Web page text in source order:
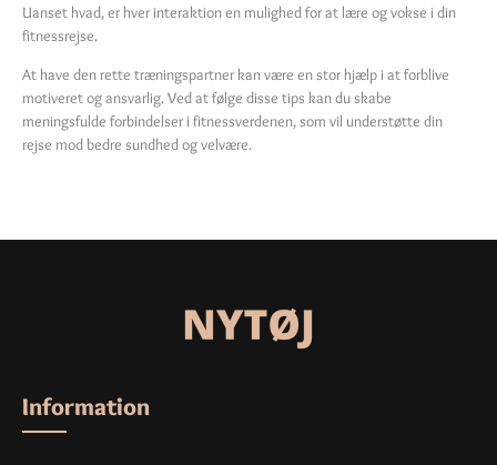
Uanset hvad, er hver interaktion en mulighed for at lære og vokse i din
fitnessrejse.
At have den rette træningspartner kan være en stor hjælp i at forblive
motiveret og ansvarlig. Ved at følge disse tips kan du skabe
meningsfulde forbindelser i fitnessverdenen, som vil understøtte din
rejse mod bedre sundhed og velvære.
Information